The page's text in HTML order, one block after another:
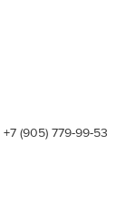
+7 (905) 779-99-53